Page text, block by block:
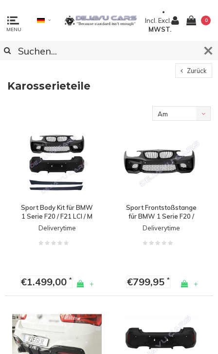
MENU
Incl. Excl.
MWST.
0
Zurück
Karosserieteile
Am
Sport Body Kit für BMW
1 Serie F20 / F21 LCI / M
Paket
Deliverytime
€1.499,00* +
Sport Frontstoßstange
für BMW 1 Serie F20 /
F21 LCI / M Paket
Deliverytime
€799,95* +